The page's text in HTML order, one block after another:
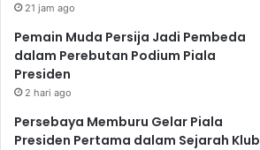
21 jam ago
Pemain Muda Persija Jadi Pembeda
dalam Perebutan Podium Piala
Presiden
2 hari ago
Persebaya Memburu Gelar Piala
Presiden Pertama dalam Sejarah Klub